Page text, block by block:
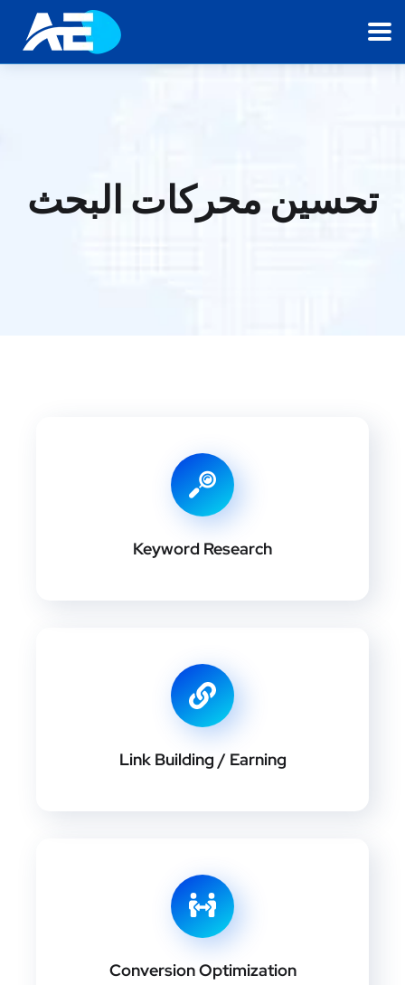
تحسين محركات البحث
Keyword Research
Link Building / Earning
Conversion Optimization